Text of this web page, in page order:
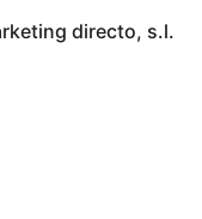
marketing directo, s.l.